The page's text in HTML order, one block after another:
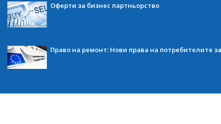
Оферти за бизнес партньорство
Право на ремонт: Нови права на потребителите